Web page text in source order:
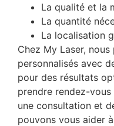
La qualité et la
La quantité
La localisation
Chez My Laser,
personnalisés avec
pour des résultats
prendre rendez-vous
une consultation et
pouvons vous aider